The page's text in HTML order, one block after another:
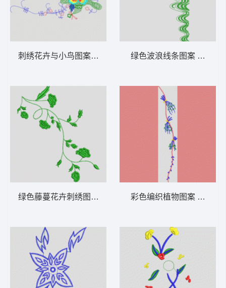
刺绣花卉与小鸟图案 花型
绿色藤蔓花卉刺绣图案 牛仔裤
绿色波浪线条图案 牛仔裤
彩色编织植物图案 牛仔裤